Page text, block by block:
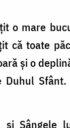
o mare
că toate
și o